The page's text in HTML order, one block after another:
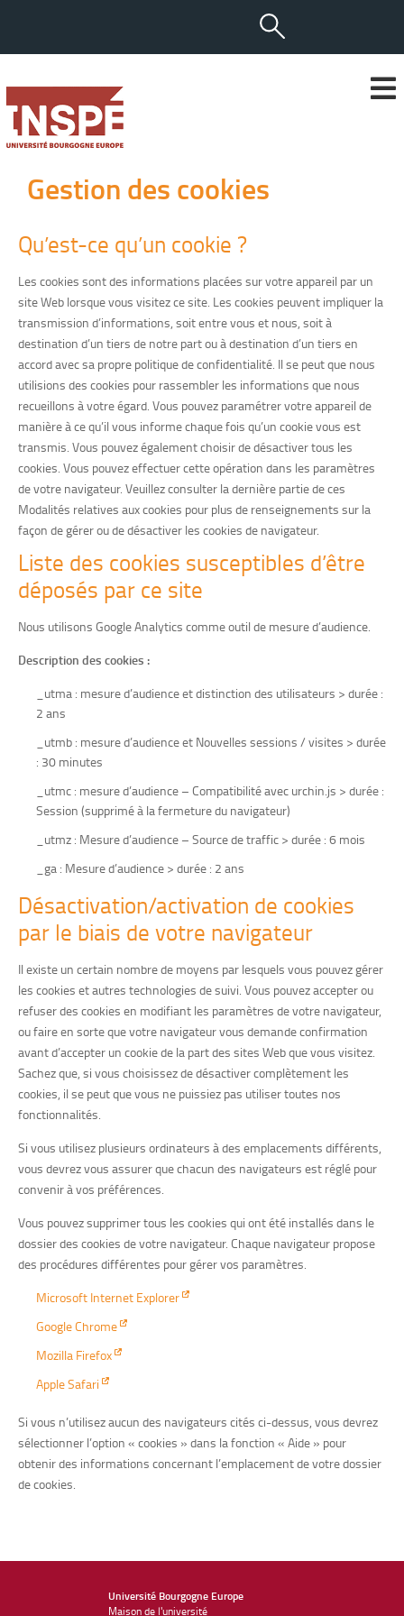
Gestion des cookies
Qu’est-ce qu’un cookie ?
Les cookies sont des informations placées sur votre appareil par un
site Web lorsque vous visitez ce site. Les cookies peuvent impliquer la
transmission d’informations, soit entre vous et nous, soit à
destination d’un tiers de notre part ou à destination d’un tiers en
accord avec sa propre politique de confidentialité. Il se peut que nous
utilisions des cookies pour rassembler les informations que nous
recueillons à votre égard. Vous pouvez paramétrer votre appareil de
manière à ce qu’il vous informe chaque fois qu’un cookie vous est
transmis. Vous pouvez également choisir de désactiver tous les
cookies. Vous pouvez effectuer cette opération dans les paramètres
de votre navigateur. Veuillez consulter la dernière partie de ces
Modalités relatives aux cookies pour plus de renseignements sur la
façon de gérer ou de désactiver les cookies de navigateur.
Liste des cookies susceptibles d’être
déposés par ce site
Nous utilisons Google Analytics comme outil de mesure d’audience.
Description des cookies :
_utma : mesure d’audience et distinction des utilisateurs > durée :
2 ans
_utmb : mesure d’audience et Nouvelles sessions / visites > durée
: 30 minutes
_utmc : mesure d’audience – Compatibilité avec urchin.js > durée :
Session (supprimé à la fermeture du navigateur)
_utmz : Mesure d’audience – Source de traffic > durée : 6 mois
_ga : Mesure d’audience > durée : 2 ans
Désactivation/activation de cookies
par le biais de votre navigateur
Il existe un certain nombre de moyens par lesquels vous pouvez gérer
les cookies et autres technologies de suivi. Vous pouvez accepter ou
refuser des cookies en modifiant les paramètres de votre navigateur,
ou faire en sorte que votre navigateur vous demande confirmation
avant d’accepter un cookie de la part des sites Web que vous visitez.
Sachez que, si vous choisissez de désactiver complètement les
cookies, il se peut que vous ne puissiez pas utiliser toutes nos
fonctionnalités.
Si vous utilisez plusieurs ordinateurs à des emplacements différents,
vous devrez vous assurer que chacun des navigateurs est réglé pour
convenir à vos préférences.
Vous pouvez supprimer tous les cookies qui ont été installés dans le
dossier des cookies de votre navigateur. Chaque navigateur propose
des procédures différentes pour gérer vos paramètres.
Microsoft Internet Explorer
Google Chrome
Mozilla Firefox
Apple Safari
Si vous n’utilisez aucun des navigateurs cités ci-dessus, vous devrez
sélectionner l’option « cookies » dans la fonction « Aide » pour
obtenir des informations concernant l’emplacement de votre dossier
de cookies.
Université Bourgogne Europe
Maison de l'université